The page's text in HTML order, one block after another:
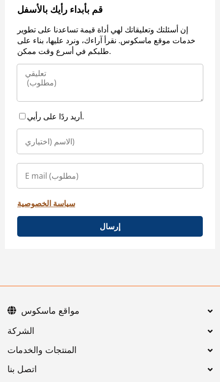
قم بأبداء رأيك بالأسفل
إن أسئلتك وتعليقاتك لهي أداة قيمة تساعدنا على تطوير
خدمات موقع ماسكوس. نقرأ آراءك، ونرد عليها، بناء على
طلبكم في أسرع وقت ممكن.
أريد ردًا على رأيي.
سياسة الخصوصية
إرسال
اتصل بنا
مواقع ماسكوس